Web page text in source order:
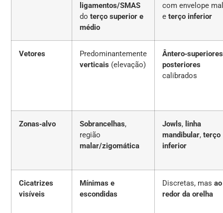
ligamentos/SMAS
doterço superior e
médio
com envelope
eterço inferior
Vetores
Predominantemente
verticais (elevação)
Ântero‑superiores
posteriores
calibrados
Zonas‑alvo Sobrancelhas,
região
malar/zigomática
Jowls, linha
mandibular,terço
inferior
Cicatrizes
visíveis
Mínimas e
escondidas
Discretas, masao
redor da orelha